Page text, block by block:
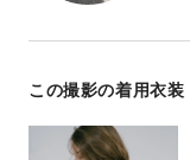
この撮影の着用衣装